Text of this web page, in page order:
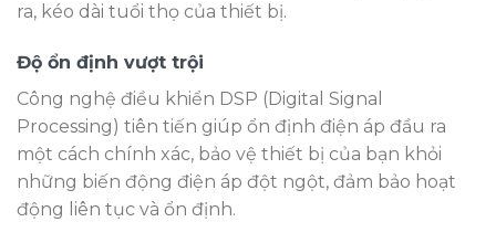
ra, kéo dài tuổi thọ của thiết bị.
Độ ổn định vượt trội
Công nghệ điều khiển DSP (Digital Signal
Processing) tiên tiến giúp ổn định điện áp đầu ra
một cách chính xác, bảo vệ thiết bị của bạn khỏi
những biến động điện áp đột ngột, đảm bảo hoạt
động liên tục và ổn định.